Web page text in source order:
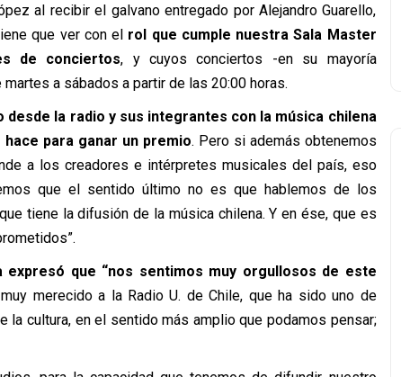
al recibir el galvano entregado por Alejandro Guarello,
que ver con el rol que cumple nuestra Sala Master
de conciertos, y cuyos conciertos -en su mayoría
a sábados a partir de las 20:00 horas.
desde la radio y sus integrantes con la música chilena
para ganar un premio. Pero si además obtenemos
a los creadores e intérpretes musicales del país, eso
que el sentido último no es que hablemos de los
tiene la difusión de la música chilena. Y en ése, que es
expresó que “nos sentimos muy orgullosos de este
merecido a la Radio U. de Chile, que ha sido uno de
cultura, en el sentido más amplio que podamos pensar;